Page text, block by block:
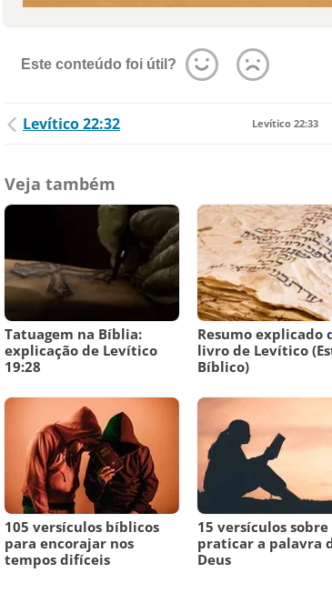
Este conteúdo foi útil?
Levítico 22:32 Levítico 22:33
Veja também
Tatuagem na Bíblia:
explicação de Levítico
19:28
Resumo explicado
livro de Levítico
Bíblico)
105 versículos bíblicos
para encorajar nos
tempos difíceis
15 versículos sobre
praticar a palavra
Deus